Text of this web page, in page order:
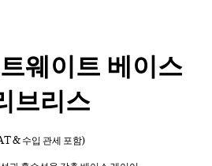
웨이트 베이스
브리스
& 수입 관세 포함)